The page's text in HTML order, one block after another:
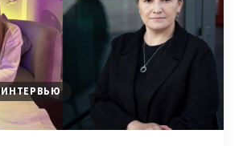
ИНТЕРВЬЮ